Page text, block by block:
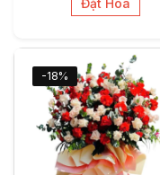
Đặt Hoa
-18%